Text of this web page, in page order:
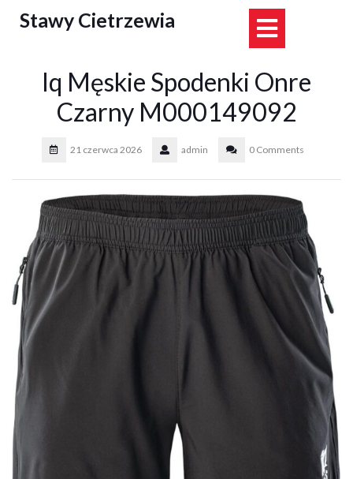
Stawy Cietrzewia
Iq Męskie Spodenki Onre
Czarny M000149092
21 czerwca 2026 admin 0 Comments